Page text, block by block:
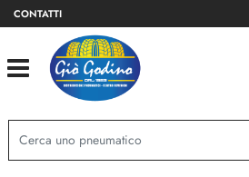
CONTATTI
Open